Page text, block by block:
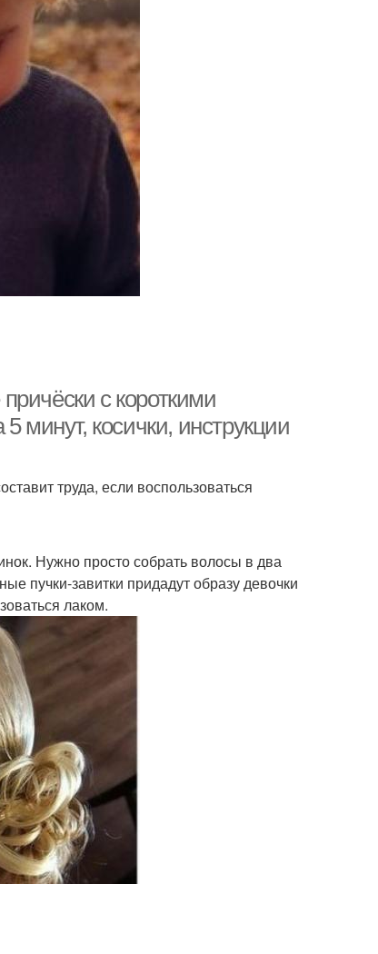
с короткими
минут, косички, инструкции
труда, если воспользоваться
Нужно просто собрать волосы в два
пучки-завитки придадут образу девочки
лаком.